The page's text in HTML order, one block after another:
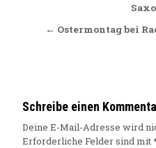
← Ostermontag bei
Schreibe einen
Deine E-Mail-Adresse wird
Erforderliche Felder sind mit